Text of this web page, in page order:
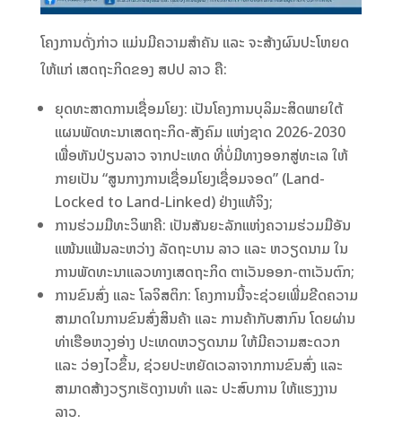
ໂຄງການດັ່ງກ່າວ ແມ່ນມີຄວາມສຳຄັນ ແລະ ຈະສ້າງຜົນປະໂຫຍດ
ໃຫ້ແກ່ ເສດຖະກິດຂອງ ສປປ ລາວ ຄື:
ຍຸດທະສາດການເຊື່ອມໂຍງ: ເປັນໂຄງການບຸລິມະສິດພາຍໃຕ້
ແຜນພັດທະນາເສດຖະກິດ-ສັງຄົມ ແຫ່ງຊາດ 2026-2030
ເພື່ອຫັນປ່ຽນລາວ ຈາກປະເທດ ທີ່ບໍ່ມີທາງອອກສູ່ທະເລ ໃຫ້
ກາຍເປັນ “ສູນກາງການເຊື່ອມໂຍງເຊື່ອມຈອດ” (Land-
Locked to Land-Linked) ຢ່າງແທ້ຈິງ;
ການຮ່ວມມືທະວິພາຄີ: ເປັນສັນຍະລັກແຫ່ງຄວາມຮ່ວມມືອັນ
ແໜ້ນແຟ້ນລະຫວ່າງ ລັດຖະບານ ລາວ ແລະ ຫວຽດນາມ ໃນ
ການພັດທະນາແລວທາງເສດຖະກິດ ຕາເວັນອອກ-ຕາເວັນຕົກ;
ການຂົນສົ່ງ ແລະ ໂລຈິສຕິກ: ໂຄງການນີ້ຈະຊ່ວຍເພີ່ມຂີດຄວາມ
ສາມາດໃນການຂົນສົ່ງສິນຄ້າ ແລະ ການຄ້າກັບສາກົນ ໂດຍຜ່ານ
ທ່າເຮືອຫວຸງອ່າງ ປະເທດຫວຽດນາມ ໃຫ້ມີຄວາມສະດວກ
ແລະ ວ່ອງໄວຂຶ້ນ, ຊ່ວຍປະຫຍັດເວລາຈາກການຂົນສົ່ງ ແລະ
ສາມາດສ້າງວຽກເຮັດງານທຳ ແລະ ປະສົບການ ໃຫ້ແຮງງານ
ລາວ.